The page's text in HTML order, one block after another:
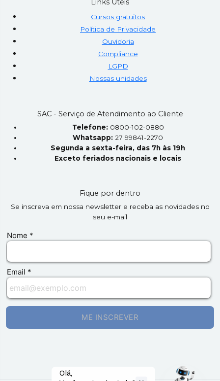
Links Úteis
Cursos gratuitos
Política de Privacidade
Ouvidoria
Compliance
LGPD
Nossas unidades
SAC - Serviço de Atendimento ao Cliente
Telefone: 0800-102-0880
Whatsapp: 27 99841-2270
Segunda a sexta-feira, das 7h às 19h
Exceto feriados nacionais e locais
Fique por dentro
Se inscreva em nossa newsletter e receba as novidades no
seu e-mail
Olá,